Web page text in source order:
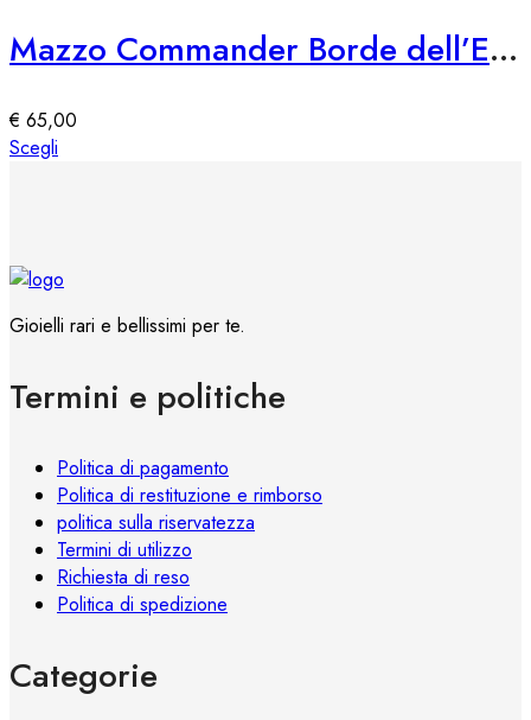
opzioni
essere
Mazzo Commander Borde dell’Eternità
€ 65,00
Scegli
Le
opzioni
possono
scelte
del
prodotto
Gioielli rari e bellissimi per te.
Termini e politiche
Politica di pagamento
Politica di restituzione e rimborso
politica sulla riservatezza
Termini di utilizzo
Richiesta di reso
Politica di spedizione
Categorie